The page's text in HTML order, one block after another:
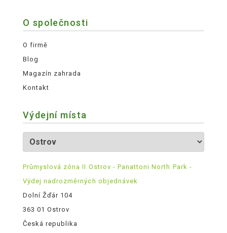
O společnosti
O firmě
Blog
Magazín zahrada
Kontakt
Výdejní místa
Průmyslová zóna II Ostrov - Panattoni North Park -
Výdej nadrozměrných objednávek
Dolní Žďár 104
363 01 Ostrov
Česká republika